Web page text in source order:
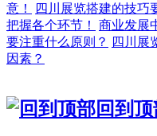
意！
四川展览搭建的技巧
把握各个环节！
商业发展
要注重什么原则？
四川展
因素？
回到